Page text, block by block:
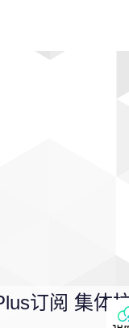
订阅 集体